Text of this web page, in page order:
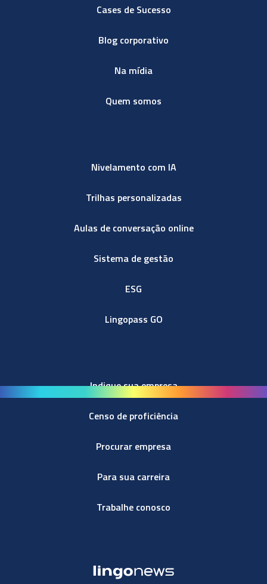
Cases de Sucesso
Blog corporativo
Na mídia
Quem somos
Nivelamento com IA
Trilhas personalizadas
Aulas de conversação online
Sistema de gestão
ESG
Lingopass GO
Indique sua empresa
Censo de proficiência
Procurar empresa
Para sua carreira
Trabalhe conosco